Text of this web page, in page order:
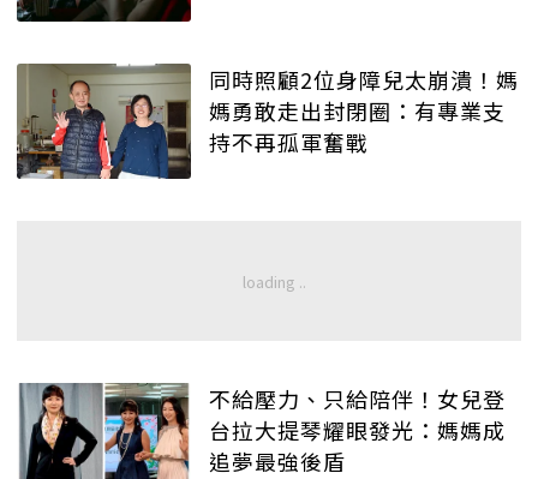
同時照顧2位身障兒太崩潰！媽
媽勇敢走出封閉圈：有專業支
持不再孤軍奮戰
不給壓力、只給陪伴！女兒登
台拉大提琴耀眼發光：媽媽成
追夢最強後盾